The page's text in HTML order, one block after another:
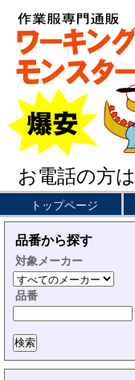
お電話の方は
トップページ
品番から探す
対象メーカー
品番